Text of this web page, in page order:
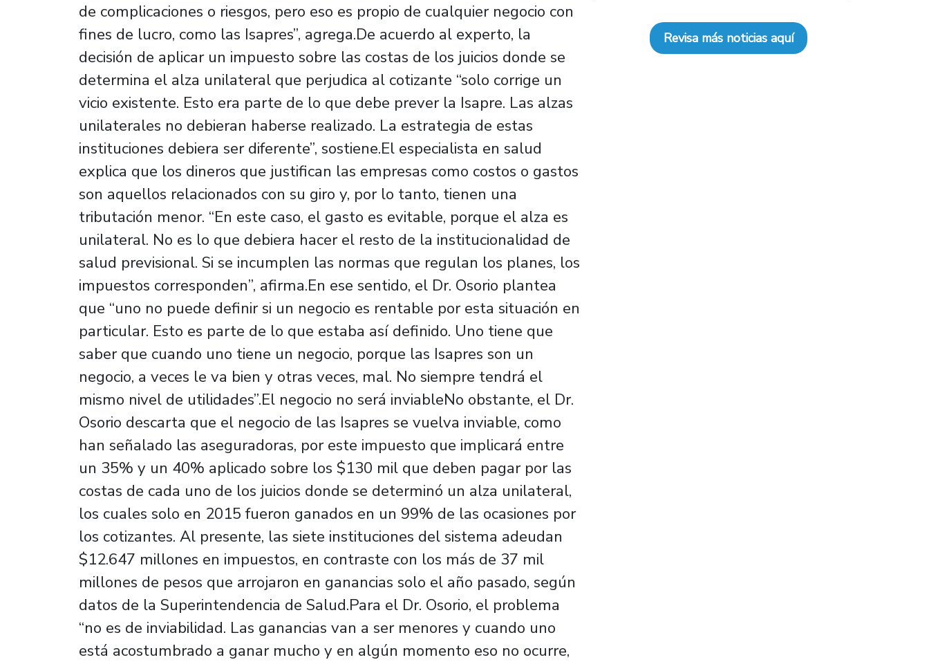
de complicaciones o riesgos, pero eso es propio de cualquier negocio con
fines de lucro, como las Isapres”, agrega.De acuerdo al experto, la
decisión de aplicar un impuesto sobre las costas de los juicios donde se
determina el alza unilateral que perjudica al cotizante “solo corrige un
vicio existente. Esto era parte de lo que debe prever la Isapre. Las alzas
unilaterales no debieran haberse realizado. La estrategia de estas
instituciones debiera ser diferente”, sostiene.El especialista en salud
explica que los dineros que justifican las empresas como costos o gastos
son aquellos relacionados con su giro y, por lo tanto, tienen una
tributación menor. “En este caso, el gasto es evitable, porque el alza es
unilateral. No es lo que debiera hacer el resto de la institucionalidad de
salud previsional. Si se incumplen las normas que regulan los planes, los
impuestos corresponden”, afirma.En ese sentido, el Dr. Osorio plantea
que “uno no puede definir si un negocio es rentable por esta situación en
particular. Esto es parte de lo que estaba así definido. Uno tiene que
saber que cuando uno tiene un negocio, porque las Isapres son un
negocio, a veces le va bien y otras veces, mal. No siempre tendrá el
mismo nivel de utilidades”.El negocio no será inviableNo obstante, el Dr.
Osorio descarta que el negocio de las Isapres se vuelva inviable, como
han señalado las aseguradoras, por este impuesto que implicará entre
un 35% y un 40% aplicado sobre los $130 mil que deben pagar por las
costas de cada uno de los juicios donde se determinó un alza unilateral,
los cuales solo en 2015 fueron ganados en un 99% de las ocasiones por
los cotizantes. Al presente, las siete instituciones del sistema adeudan
$12.647 millones en impuestos, en contraste con los más de 37 mil
millones de pesos que arrojaron en ganancias solo el año pasado, según
datos de la Superintendencia de Salud.Para el Dr. Osorio, el problema
“no es de inviabilidad. Las ganancias van a ser menores y cuando uno
está acostumbrado a ganar mucho y en algún momento eso no ocurre,
Revisa más noticias aquí